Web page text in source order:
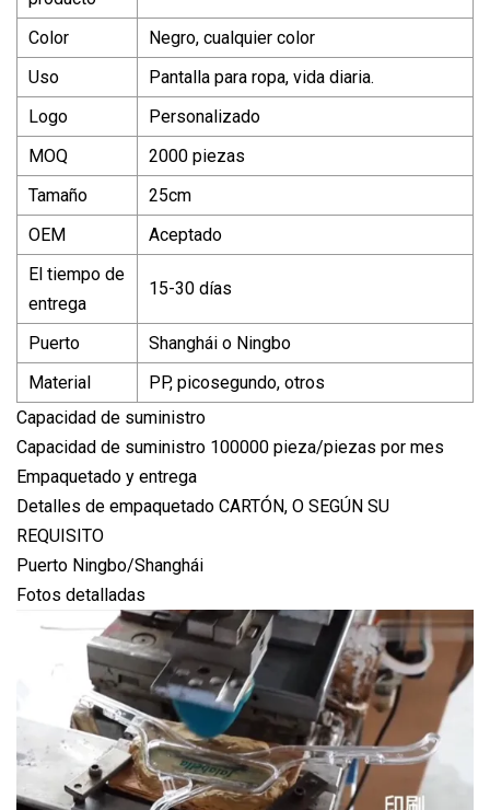
Color
Negro, cualquier color
Uso
Pantalla para ropa, vida diaria.
Logo
Personalizado
MOQ
2000 piezas
Tamaño
25cm
OEM
Aceptado
El tiempo de
entrega
15-30 días
Puerto
Shanghái o Ningbo
Material
PP, picosegundo, otros
Capacidad de suministro
Capacidad de suministro 100000 pieza/piezas por mes
Empaquetado y entrega
Detalles de empaquetado CARTÓN, O SEGÚN SU
REQUISITO
Puerto Ningbo/Shanghái
Fotos detalladas